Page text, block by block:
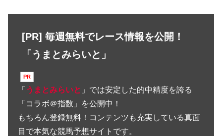
[PR] 毎週無料でレース情報を公開！
「うまとみらいと」
「 うまとみらいと 」では安定した的中精度を誇る
「コラボ＠指数」を公開中！
もちろん登録無料！コンテンツも充実している真面
目で本気な競馬予想サイトです。